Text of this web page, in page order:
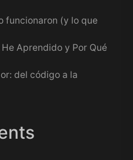
funcionaron (y lo que
Aprendido y Por Qué
del código a la